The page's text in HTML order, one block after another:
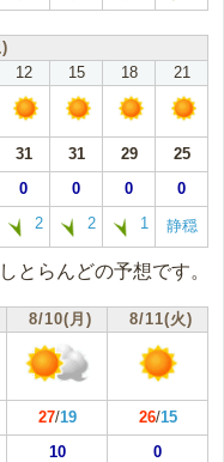
12 15 18 21
31 31 29
25
0 0 0 0
2 2 1 静穏
とらんどの予想です。
8/10(月) 8/11(火)
27/19 26/15
10 0